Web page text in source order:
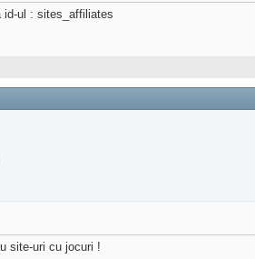
id-ul : sites_affiliates
site-uri cu jocuri !